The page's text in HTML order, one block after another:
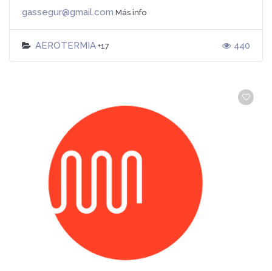
gassegur@gmail.com Más info
AEROTERMIA +17 440